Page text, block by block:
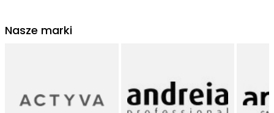
Nasze marki